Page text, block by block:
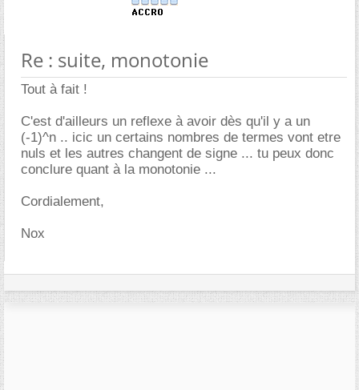
Re : suite, monotonie
Tout à fait !
C'est d'ailleurs un reflexe à avoir dès qu'il y a un
(-1)^n .. icic un certains nombres de termes vont etre
nuls et les autres changent de signe ... tu peux donc
conclure quant à la monotonie ...
Cordialement,
Nox